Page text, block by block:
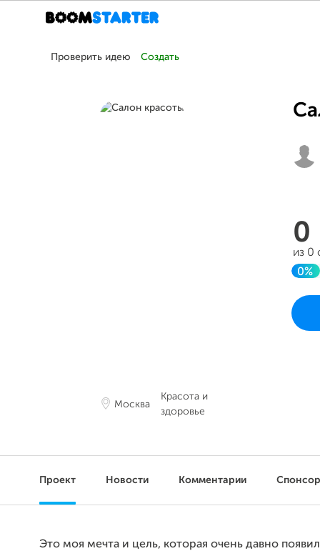
Проверить идею Создать
Москва
Красота и
здоровье
0
из 0
0%
в
Проект Новости Комментарии
Это моя мечта и цель, которая очень давно